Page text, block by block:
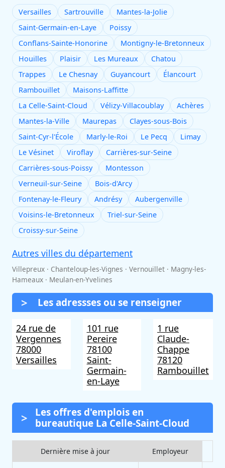
Versailles Sartrouville
Mantes-la-Jolie
Saint-Germain-en-Laye
Poissy
Conflans-Sainte-Honorine
Montigny-le-Bretonneux
Houilles
Plaisir Les Mureaux
Chatou
Trappes
Le Chesnay Guyancourt
Élancourt
Rambouillet
Maisons-Laffitte
La Celle-Saint-Cloud
Vélizy-Villacoublay
Achères
Mantes-la-Ville
Maurepas
Clayes-sous-Bois
Saint-Cyr-l'École
Marly-le-Roi Le Pecq
Limay
Le Vésinet
Viroflay
Carrières-sur-Seine
Carrières-sous-Poissy
Montesson
Verneuil-sur-Seine
Bois-d'Arcy
Fontenay-le-Fleury
Andrésy
Aubergenville
Voisins-le-Bretonneux
Triel-sur-Seine
Croissy-sur-Seine
Autres villes du département
Villepreux · Chanteloup-les-Vignes · Vernouillet · Magny-les-
Hameaux · Meulan-en-Yvelines
Les adressses ou se renseigner
24 rue de
Vergennes
78000
Versailles
101 rue
Pereire
78100
Saint-
Germain-
en-Laye
1 rue
Claude-
Chappe
78120
Rambouillet
Les offres d'emplois en
bureautique La Celle-Saint-Cloud
Dernière mise à jour Employeur